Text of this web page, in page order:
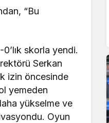
“Bu
skorla yendi.
Serkan
izin öncesinde
yemeden
yükselme ve
Oyun